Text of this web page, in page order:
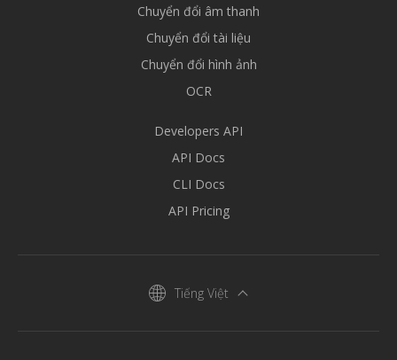
Chuyển đổi âm thanh
Chuyển đổi tài liệu
Chuyển đổi hình ảnh
OCR
Developers API
API Docs
CLI Docs
API Pricing
Tiếng Việt